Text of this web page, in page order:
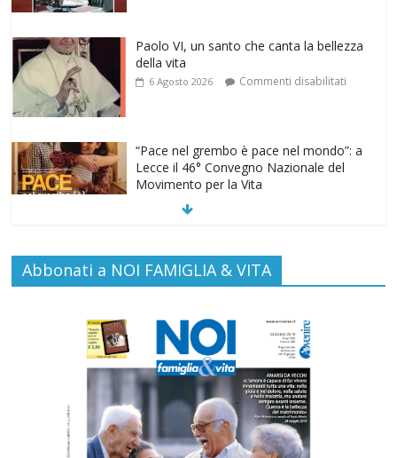
Paolo VI, un santo che canta la bellezza
della vita
6 Agosto 2026 Commenti disabilitati
“Pace nel grembo è pace nel mondo”: a
Lecce il 46° Convegno Nazionale del
Movimento per la Vita
31 Luglio 2026
Life on air: in ascolto per la vita
26 Luglio 2026 Commenti disabilitati
SAMARITANI 2.0: la risposta di Federvita
Emilia Romagna al suicidio assistito per
legge
25 Luglio 2026 Commenti disabilitati
Abbonati a NOI FAMIGLIA & VITA